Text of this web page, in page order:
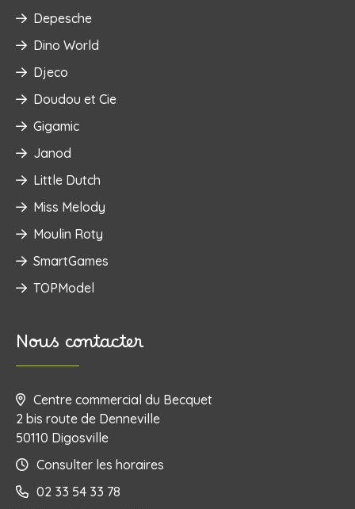
Depesche
Dino World
Djeco
Doudou et Cie
Gigamic
Janod
Little Dutch
Miss Melody
Moulin Roty
SmartGames
TOPModel
Nous contacter
Centre commercial du Becquet
2 bis route de Denneville
50110 Digosville
Consulter les horaires
02 33 54 33 78